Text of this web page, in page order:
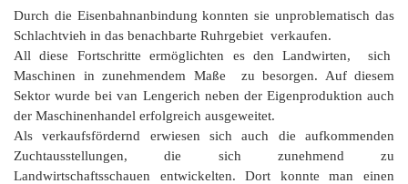
Durch die Eisenbahnanbindung konnten sie unproblematisch das
Schlachtvieh in das benachbarte Ruhrgebiet verkaufen.
All diese Fortschritte ermöglichten es den Landwirten, sich
Maschinen in zunehmendem Maße zu besorgen. Auf diesem
Sektor wurde bei van Lengerich neben der Eigenproduktion auch
der Maschinenhandel erfolgreich ausgeweitet.
Als verkaufsfördernd erwiesen sich auch die aufkommenden
Zuchtausstellungen, die sich zunehmend zu
Landwirtschaftsschauen entwickelten. Dort konnte man einen